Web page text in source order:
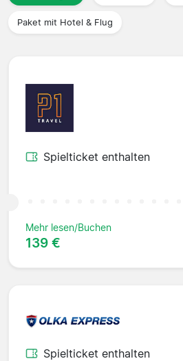
Paket mit Hotel & Flug
Spielticket enthalten
Mehr lesen/Buchen
139 €
Spielticket enthalten